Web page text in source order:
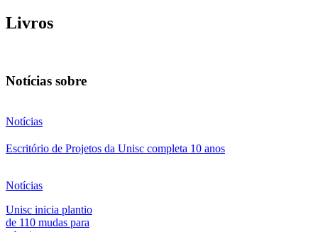
Livros
Notícias sobre
Notícias
Escritório de Projetos da Unisc completa 10 anos
Notícias
Unisc inicia plantio
de 110 mudas para